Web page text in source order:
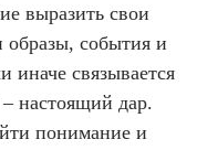
выразить свои
события и
иначе связывается
настоящий дар.
понимание и